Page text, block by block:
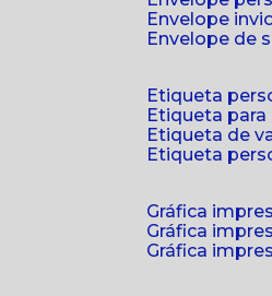
envelope
envelope de
etiqueta
etiqueta
etiqueta de
etiqueta
gráfica
gráfica
gráfica